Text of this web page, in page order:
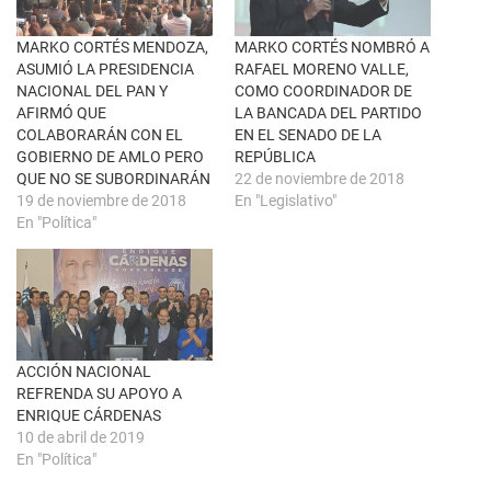
a
v
e
n
t
a
n
a
n
u
e
v
a
)
b
o
o
k
(
S
e
r
e
e
n
u
n
e
n
t
a
n
a
n
u
e
v
a
)
MARKO CORTÉS MENDOZA,
ASUMIÓ LA PRESIDENCIA
NACIONAL DEL PAN Y
AFIRMÓ QUE
COLABORARÁN CON EL
GOBIERNO DE AMLO PERO
QUE NO SE SUBORDINARÁN
19 de noviembre de 2018
En "Política"
MARKO CORTÉS NOMBRÓ A
RAFAEL MORENO VALLE,
COMO COORDINADOR DE
LA BANCADA DEL PARTIDO
EN EL SENADO DE LA
REPÚBLICA
22 de noviembre de 2018
En "Legislativo"
ACCIÓN NACIONAL
REFRENDA SU APOYO A
ENRIQUE CÁRDENAS
10 de abril de 2019
En "Política"